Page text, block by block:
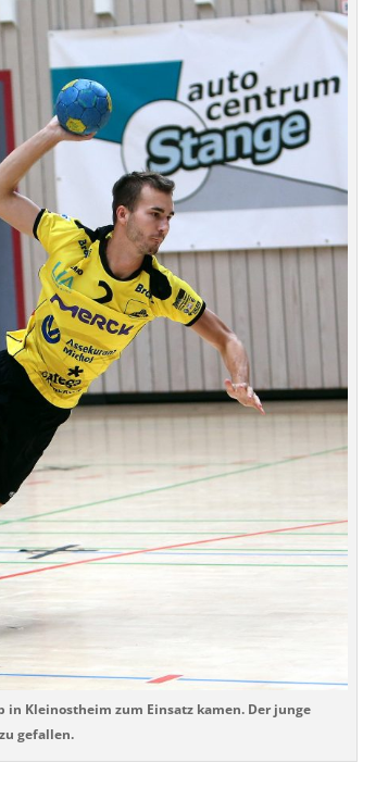
in Kleinostheim zum Einsatz kamen. Der junge
gefallen.